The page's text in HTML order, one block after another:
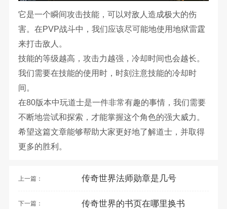
它是一个瞬间攻击技能，可以对敌人造成极大的伤
害。在PVP战斗中，我们应该尽可能地使用地狱雷霆
来打击敌人。
技能的等级越高，攻击力越强，冷却时间也会越长。
我们需要在技能的使用时，时刻注意技能的冷却时
间。
在80版本中玩道士是一件非常有趣的事情，我们需要
不断地尝试和探索，才能掌握这个角色的强大威力。
希望这篇文章能够帮助大家更好地了解道士，并取得
更多的胜利。
上一篇： 传奇世界法师勋章是几号
下一篇： 传奇世界的书页在哪里换书